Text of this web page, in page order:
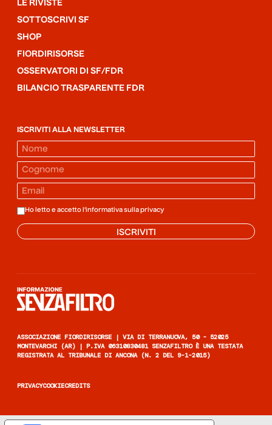
LE RIVISTE
SOTTOSCRIVI SF
SHOP
FIORDIRISORSE
OSSERVATORI DI SF/FDR
BILANCIO TRASPARENTE FDR
ISCRIVITI ALLA NEWSLETTER
Ho letto e accetto l'informativa sulla privacy
ISCRIVITI
ASSOCIAZIONE FIORDIRISORSE | VIA DI TERRANUOVA, 50 - 52025
MONTEVARCHI (AR) | P.IVA 06310830481 SENZAFILTRO È UNA TESTATA
REGISTRATA AL TRIBUNALE DI ANCONA (N. 2 DEL 9-1-2015)
PRIVACYCOOKIECREDITS